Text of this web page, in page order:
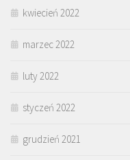
kwiecień 2022
marzec 2022
luty 2022
styczeń 2022
grudzień 2021